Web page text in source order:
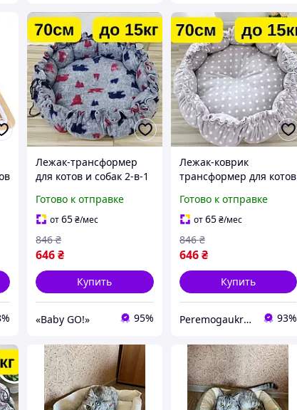
Лежак-трансформер
для котов и собак 2-в-1
домик-коврик,
регулируемый, теплый
KT8004673
Готово к отправке
от65₴/мес
646₴
846 ₴
Купить
«Baby GO!» 95%
Лежак-коврик
трансформер для котов
15 кг, мягкий
регулируемый домик
KT8004733
Готово к отправке
от65 ₴/мес
646 ₴
846 ₴
Купить
Peremogaukraine.com Милитарные товары и снаряжение 93%